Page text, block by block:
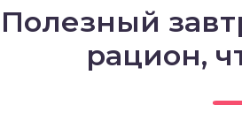
Полезный
рацион,